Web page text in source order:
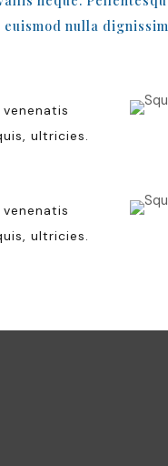
nulla
ultricies.
ultricies.